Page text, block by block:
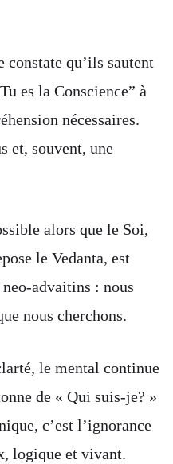
constate qu’ils sautent
es la Conscience” à
nécessaires.
et, souvent, une
alors que le Soi,
le Vedanta, est
advaitins : nous
nous cherchons.
le mental continue
de « Qui suis-je? »
c’est l’ignorance
logique et vivant.